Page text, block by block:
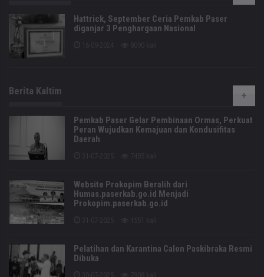
Hattrick, September Ceria Pemkab Paser
diganjar 3 Penghargaan Nasional
Berita Kaltim
Pemkab Paser Gelar Pembinaan Ormas, Perkuat
Peran Wujudkan Kemajuan dan Kondusifitas
Daerah
Website Prokopim Beralih dari
Humas.paserkab.go.id Menjadi
Prokopim.paserkab.go.id
Pelatihan dan Karantina Calon Paskibraka Resmi
Dibuka